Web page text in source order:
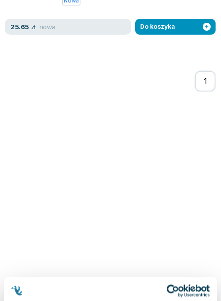
Agata Passent
Michel Moran
Maddie Ziegler
25.65 zł nowa Do koszyka